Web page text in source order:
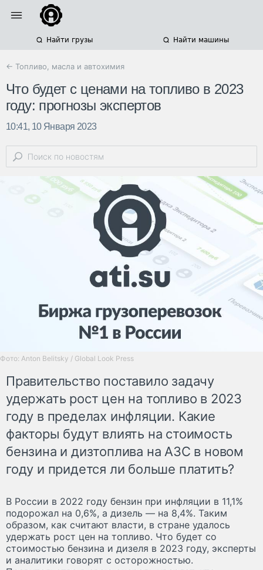
Найти грузы Найти машины
← Топливо, масла и автохимия
Что будет с ценами на топливо в 2023
году: прогнозы экспертов
10:41, 10 Января 2023
Фото: Anton Belitsky / Global Look Press
Правительство поставило задачу
удержать рост цен на топливо в 2023
году в пределах инфляции. Какие
факторы будут влиять на стоимость
бензина и дизтоплива на АЗС в новом
году и придется ли больше платить?
В России в 2022 году бензин при инфляции в 11,1%
подорожал на 0,6%, а дизель — на 8,4%. Таким
образом, как считают власти, в стране удалось
удержать рост цен на топливо. Что будет со
стоимостью бензина и дизеля в 2023 году, эксперты
и аналитики говорят с осторожностью.